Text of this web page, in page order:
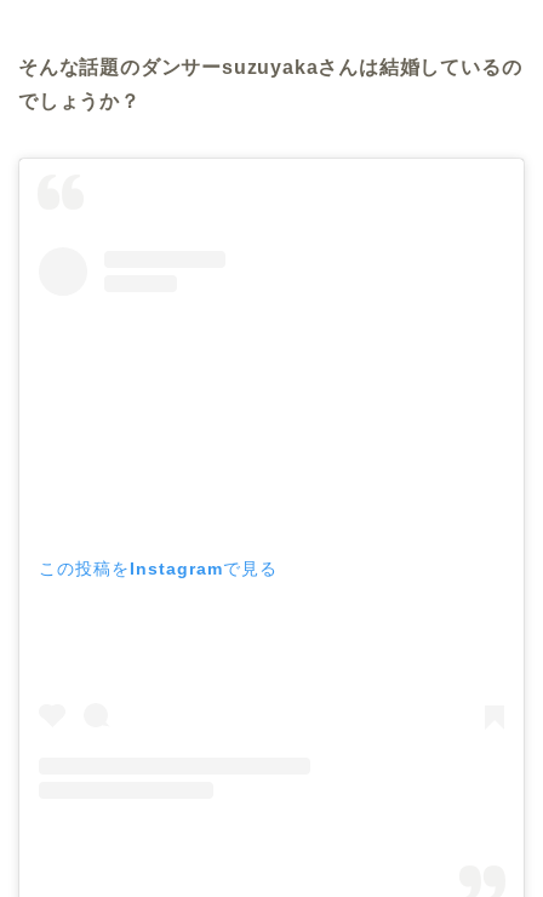
そんな話題のダンサーsuzuyakaさんは結婚しているの
でしょうか？
この投稿をInstagramで見る